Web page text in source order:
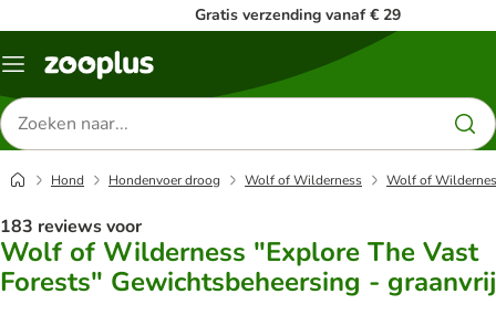
Gratis verzending vanaf € 29
Menu
Zoeken
naar
producten
Hond Hondenvoer droog Wolf of Wilderness Wolf of
183 reviews voor
Wolf of Wilderness "Explore The Vast
Forests" Gewichtsbeheersing - graanvrij